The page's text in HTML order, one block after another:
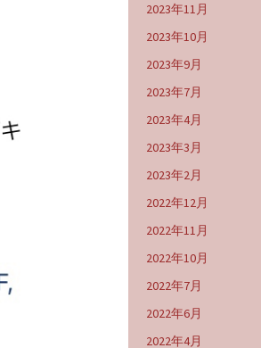
2023年11月
2023年10月
2023年9月
2023年7月
2023年4月
2023年3月
2023年2月
2022年12月
2022年11月
2022年10月
2022年7月
2022年6月
2022年4月